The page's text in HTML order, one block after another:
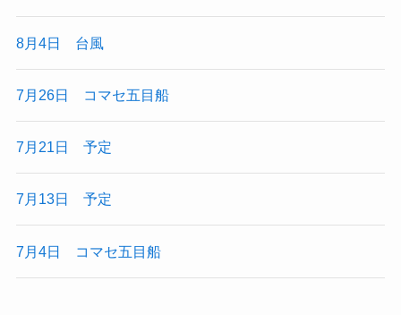
8月4日 台風
7月26日 コマセ五目船
7月21日 予定
7月13日 予定
7月4日 コマセ五目船